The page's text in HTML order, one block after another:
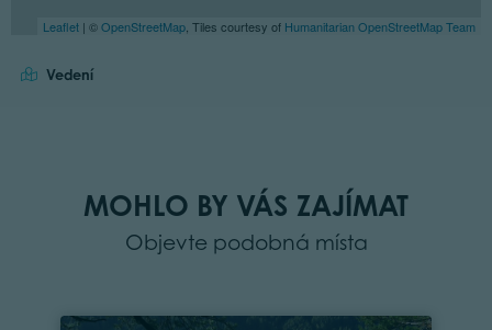
Leaflet | ©OpenStreetMap , Tiles courtesy of Humanitarian OpenStreetMap Team
Vedení
MOHLO BY VÁS ZAJÍMAT
Objevte podobná místa